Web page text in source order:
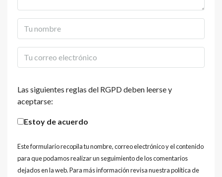
Las siguientes reglas del RGPD deben leerse y
aceptarse:
Estoy de acuerdo
Este formulario recopila tu nombre, correo electrónico y el contenido
para que podamos realizar un seguimiento de los comentarios
dejados en la web. Para más información revisa nuestra política de